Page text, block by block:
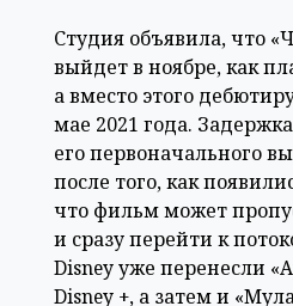
Студия объявила, что
выйдет в ноябре, как
а вместо этого
мае 2021 года.
его первоначального
после того, как
что фильм может
и сразу перейти к
Disney уже перенесли
Disney +, а затем и